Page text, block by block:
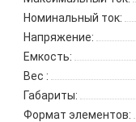
Номинальный ток:
Напряжение:
Емкость:
Вес :
Габариты:
Формат элементов: